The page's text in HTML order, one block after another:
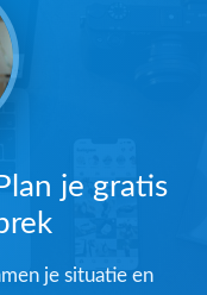
je gratis
je situatie en